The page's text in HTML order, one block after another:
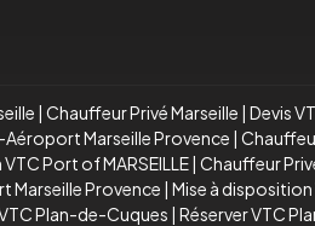
| Chauffeur Privé Marseille | Devis
Marseille Provence |
Port of MARSEILLE| Chauffeur
Marseille Provence | Mise à
Plan-de-Cuques | Réserver VTC